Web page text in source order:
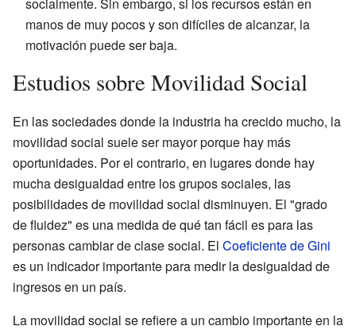
manos de muy pocos y son difíciles de alcanzar, la
motivación puede ser baja.
Estudios sobre Movilidad Social
En las sociedades donde la industria ha crecido mucho, la
movilidad social suele ser mayor porque hay más
oportunidades. Por el contrario, en lugares donde hay
mucha desigualdad entre los grupos sociales, las
posibilidades de movilidad social disminuyen. El "grado
de fluidez" es una medida de qué tan fácil es para las
personas cambiar de clase social. El Coeficiente de Gini
es un indicador importante para medir la desigualdad de
ingresos en un país.
La movilidad social se refiere a un cambio importante en la